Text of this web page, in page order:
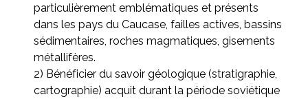
particulièrement emblématiques et présents
dans les pays du Caucase, failles actives, bassins
sédimentaires, roches magmatiques, gisements
métallifères.
2) Bénéficier du savoir géologique (stratigraphie,
cartographie) acquit durant la période soviétique